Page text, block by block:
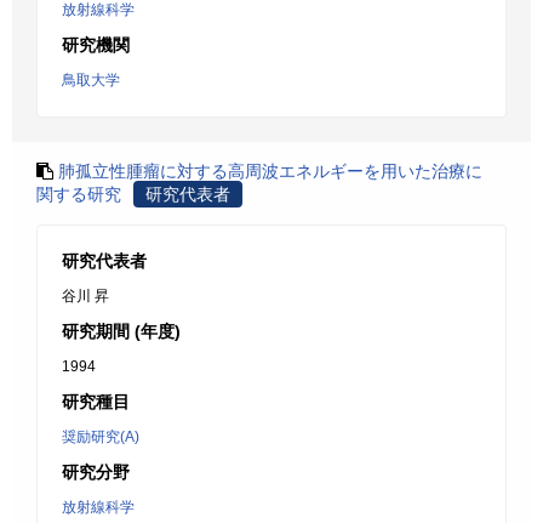
放射線科学
研究機関
鳥取大学
肺孤立性腫瘤に対する高周波エネルギーを用いた治療に
関する研究
研究代表者
研究代表者
谷川 昇
研究期間 (年度)
1994
研究種目
奨励研究(A)
研究分野
放射線科学